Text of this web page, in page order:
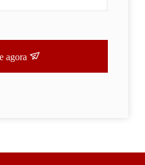
agora